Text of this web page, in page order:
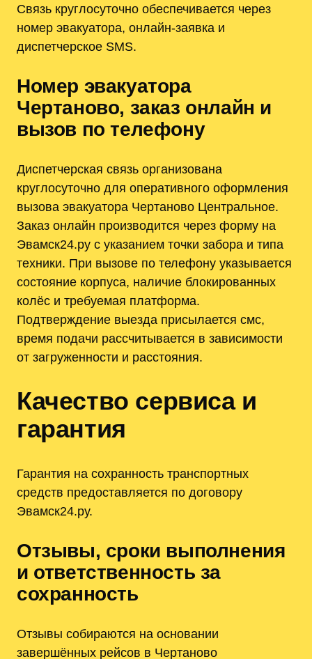
Связь круглосуточно обеспечивается через
номер эвакуатора, онлайн-заявка и
диспетчерское SMS.
Номер эвакуатора
Чертаново, заказ онлайн и
вызов по телефону
Диспетчерская связь организована
круглосуточно для оперативного оформления
вызова эвакуатора Чертаново Центральное.
Заказ онлайн производится через форму на
Эвамск24.ру с указанием точки забора и типа
техники. При вызове по телефону указывается
состояние корпуса, наличие блокированных
колёс и требуемая платформа.
Подтверждение выезда присылается смс,
время подачи рассчитывается в зависимости
от загруженности и расстояния.
Качество сервиса и
гарантия
Гарантия на сохранность транспортных
средств предоставляется по договору
Эвамск24.ру.
Отзывы, сроки выполнения
и ответственность за
сохранность
Отзывы собираются на основании
завершённых рейсов в Чертаново